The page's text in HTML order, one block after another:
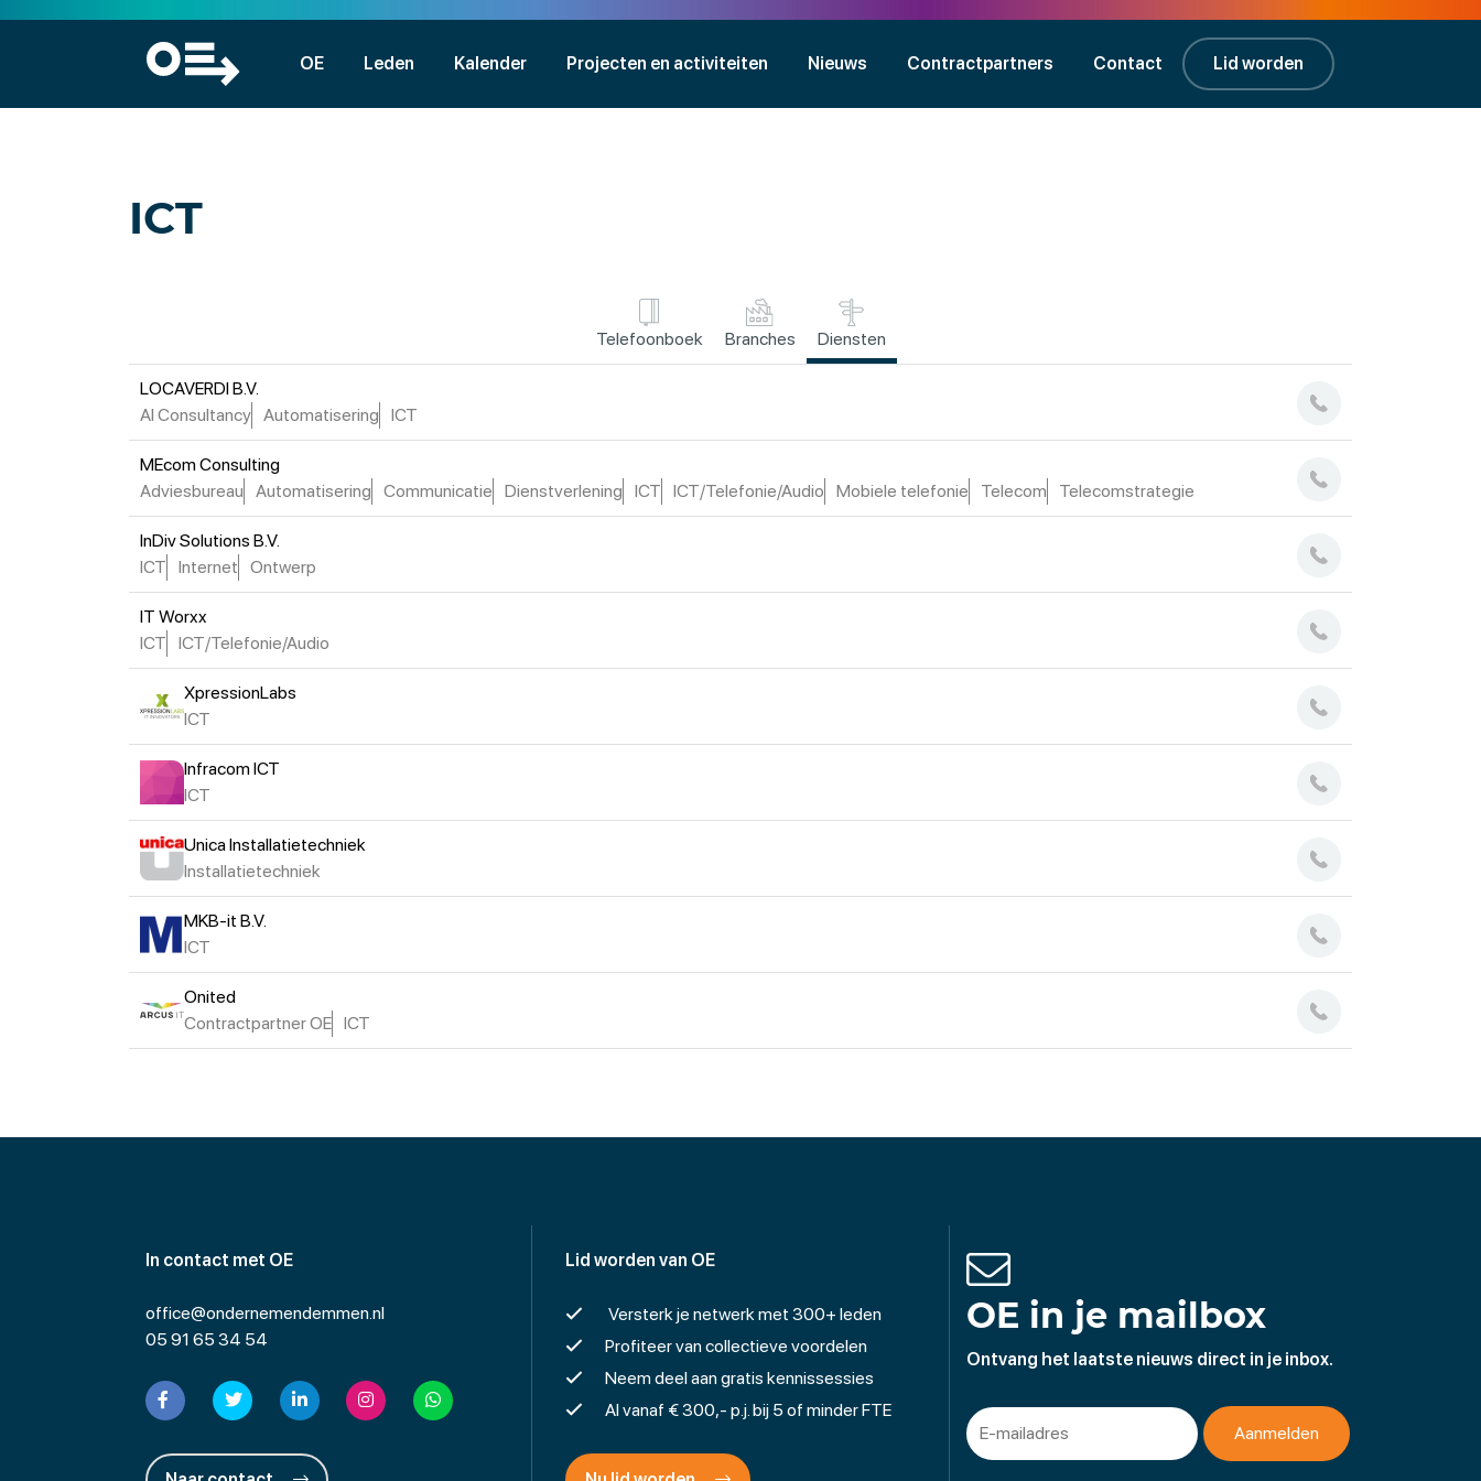
OE Leden Kalender Projecten en activiteiten Nieuws Contractpartners Contact Lid worden
ICT
Telefoonboek Branches Diensten
LOCAVERDI B.V.
AI Consultancy Automatisering ICT
MEcom Consulting
Adviesbureau
Automatisering Communicatie Dienstverlening ICT ICT/Telefonie/Audio Mobiele telefonie Telecom Telecomstrategie
InDiv Solutions B.V.
ICT
Internet Ontwerp
IT Worxx
ICT
ICT/Telefonie/Audio
XpressionLabs
ICT
Infracom ICT
ICT
Unica Installatietechniek
Installatietechniek
MKB-it B.V.
ICT
Onited
Contractpartner OE ICT
In contact met OE
office@ondernemendemmen.nl
05 91 65 34 54
Lid worden van OE
Versterk je netwerk met 300+ leden
Profiteer van collectieve voordelen
Neem deel aan gratis kennissessies
Al vanaf € 300,- p.j. bij 5 of minder FTE
OE in je mailbox
Ontvang het laatste nieuws direct in je inbox.